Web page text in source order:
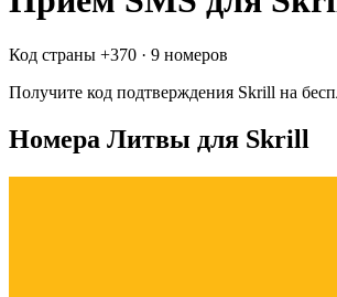
Код страны +370 · 9 номеров
Получите код подтверждения Skrill на
Номера Литвы для Skrill